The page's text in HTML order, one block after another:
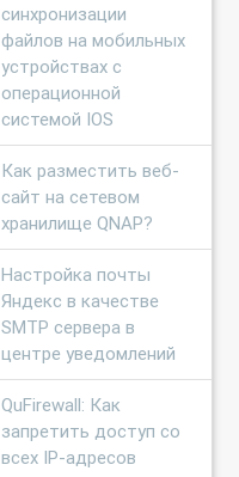
синхронизации
файлов на мобильных
устройствах с
операционной
системой IOS
Как разместить веб-
сайт на сетевом
хранилище QNAP?
Настройка почты
Яндекс в качестве
SMTP сервера в
центре уведомлений
QuFirewall: Как
запретить доступ со
всех IP-адресов